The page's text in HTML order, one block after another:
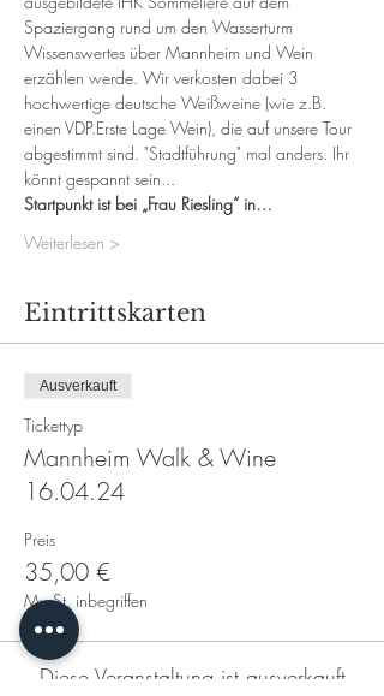
Spaziergang rund um den Wasserturm
Wissenswertes über Mannheim und Wein
erzählen werde. Wir verkosten dabei 3
hochwertige deutsche Weißweine (wie z.B.
einen VDP.Erste Lage Wein), die auf unsere Tour
abgestimmt sind. "Stadtführung" mal anders. Ihr
könnt gespannt sein...
Startpunkt ist bei „Frau Riesling“ in…
Weiterlesen >
Eintrittskarten
Ausverkauft
Tickettyp
Mannheim Walk & Wine
16.04.24
Preis
35,00 €
MwSt. inbegriffen
Diese Veranstaltung ist ausverkauft